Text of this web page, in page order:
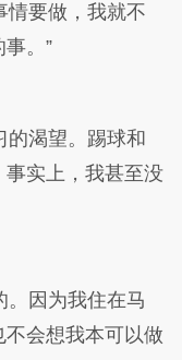
情要做，我就不
。”
的渴望。踢球和
实上，我甚至没
。因为我住在马
会想我本可以做